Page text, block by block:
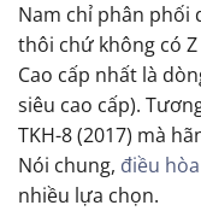
Nam chỉ phân phối
thôi chứ không có Z
Cao cấp nhất là
siêu cao cấp).
TKH-8 (2017) mà
Nói chung, điều
nhiều lựa chọn.